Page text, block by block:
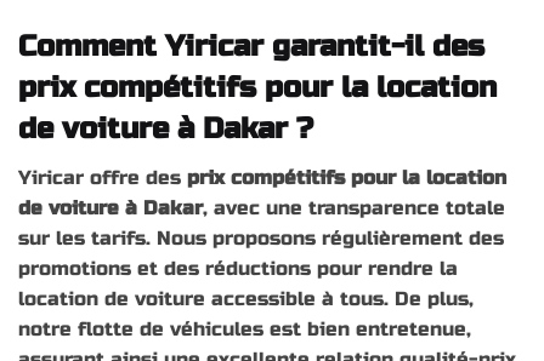
Comment Yiricar garantit-il des
prix compétitifs pour la location
de voiture à Dakar ?
Yiricar offre des prix compétitifs pour la location
de voiture à Dakar, avec une transparence totale
sur les tarifs. Nous proposons régulièrement des
promotions et des réductions pour rendre la
location de voiture accessible à tous. De plus,
notre flotte de véhicules est bien entretenue,